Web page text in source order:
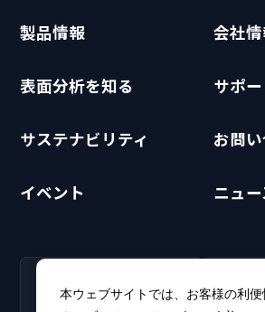
製品情報 会社
表面分析を知る サポ
サステナビリティ お問
イベント ニュー
採用情報 CLUB
本ウェブサイトでは、お客様の利